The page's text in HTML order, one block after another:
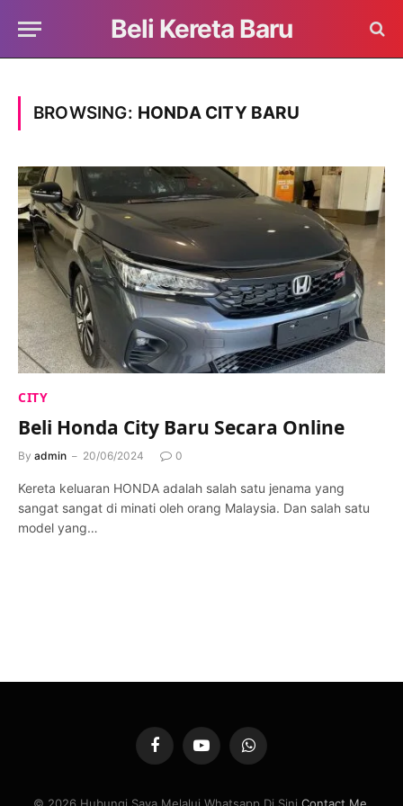
Beli Kereta Baru
BROWSING: HONDA CITY BARU
CITY
Beli Honda City Baru Secara Online
By admin 20/06/2024 0
Kereta keluaran HONDA adalah salah satu jenama yang
sangat sangat di minati oleh orang Malaysia. Dan salah satu
model yang…
FacebookYouTubeWhatsApp
© 2026 Hubungi Saya Melalui Whatsapp Di Sini Contact Me